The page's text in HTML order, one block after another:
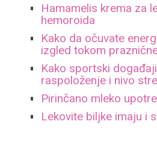
Hamamelis krema za
hemoroida
Kako da očuvate
izgled tokom
Kako sportski
raspoloženje i nivo
Pirinčano mleko
Lekovite biljke imaju i